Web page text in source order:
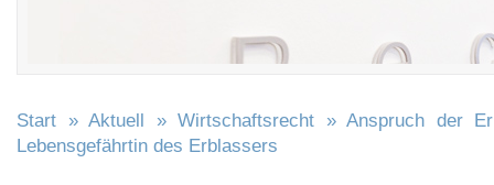
Start » Aktuell » Wirtschaftsrecht » Anspruch der
Lebensgefährtin des Erblassers